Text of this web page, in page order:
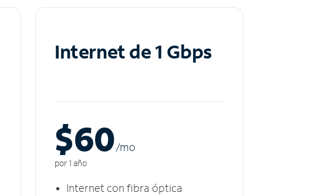
Internet de 1 Gbps
$60/mo
por 1 año
Internet con fibra óptica